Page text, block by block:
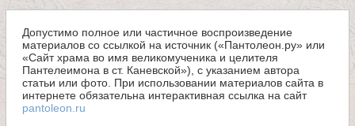
Допустимо полное или частичное воспроизведение
материалов со ссылкой на источник («Пантолеон.ру» или
«Сайт храма во имя великомученика и целителя
Пантелеимона в ст. Каневской»), с указанием автора
статьи или фото. При использовании материалов сайта в
интернете обязательна интерактивная ссылка на сайт
pantoleon.ru